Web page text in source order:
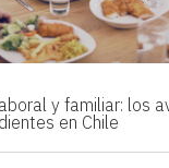
y familiar: los
en Chile